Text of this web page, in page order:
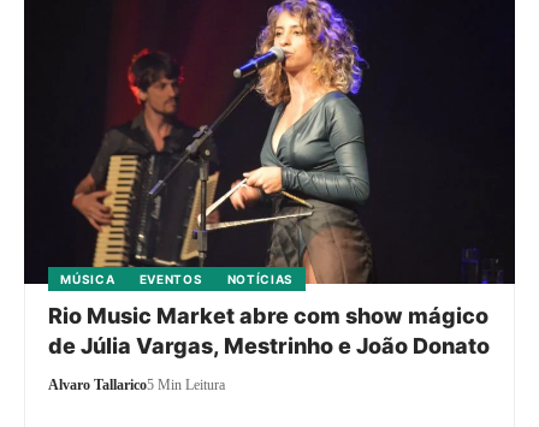
MÚSICA EVENTOS NOTÍCIAS
Rio Music Market abre com show mágico
de Júlia Vargas, Mestrinho e João Donato
Alvaro Tallarico5 Min Leitura